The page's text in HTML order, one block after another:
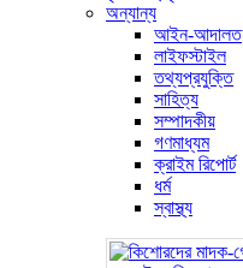
অন্যান্য
আইন-আদালত
লাইফস্টাইল
তথ্যপ্রযুক্তি
সাহিত্য
সম্পাদকীয়
গণমাধ্যম
ক্রাইম রিপোর্ট
ধর্ম
স্বাস্থ্য